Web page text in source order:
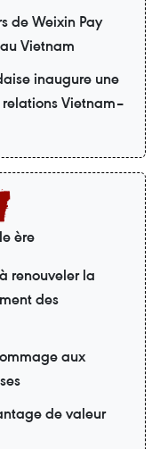
de Weixin Pay
Vietnam
inaugure une
Vietnam–
ère
renouveler la
des
aux
de valeur